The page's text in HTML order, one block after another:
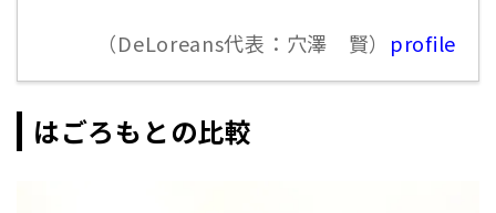
（DeLoreans代表：穴澤 賢） profile
はごろもとの比較